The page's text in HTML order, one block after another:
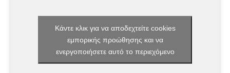
Κάντε κλικ για να αποδεχτείτε cookies
εμπορικής προώθησης και να
ενεργοποιήσετε αυτό το περιεχόμενο